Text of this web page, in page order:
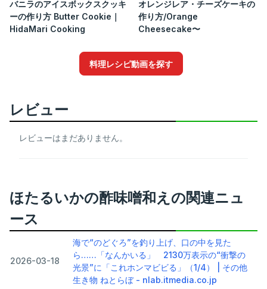
バニラのアイスボックスクッキ
ーの作り方 Butter Cookie｜
HidaMari Cooking
オレンジレア・チーズケーキの
作り方/Orange
Cheesecake〜
料理レシピ動画を探す
レビュー
レビューはまだありません。
ほたるいかの酢味噌和えの関連ニュ
ース
2026-03-18
海で“のどぐろ”を釣り上げ、口の中を見た
ら……「なんかいる」 2130万表示の“衝撃の
光景”に「これホンマビビる」（1/4） | その他
生き物 ねとらぼ - nlab.itmedia.co.jp